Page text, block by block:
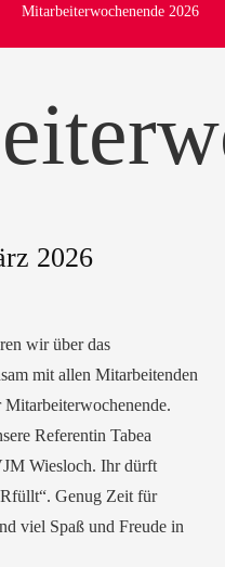
Mitarbeiterwochenende 2026
2026
wir über das
mit allen Mitarbeitenden
Referentin Tabea
Wiesloch. Ihr dürft
Genug Zeit für
viel Spaß und Freude in